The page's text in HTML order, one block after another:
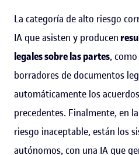
La categoría de alto riesgo
IA que asisten y producen
legales sobre las partes,
borradores de documentos
automáticamente los
precedentes. Finalmente, en
riesgo inaceptable, están los
autónomos, con una IA que